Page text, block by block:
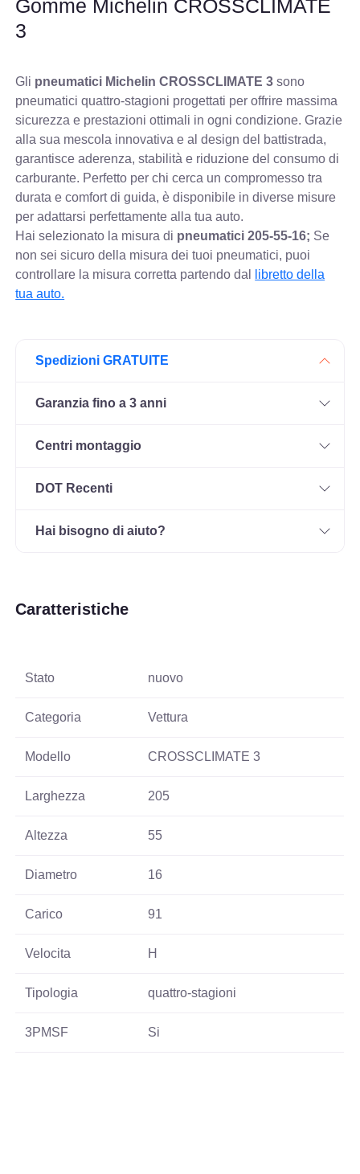
Gomme Michelin CROSSCLIMATE
3
Gli pneumatici Michelin CROSSCLIMATE 3 sono
pneumatici quattro-stagioni progettati per offrire massima
sicurezza e prestazioni ottimali in ogni condizione. Grazie
alla sua mescola innovativa e al design del battistrada,
garantisce aderenza, stabilità e riduzione del consumo di
carburante. Perfetto per chi cerca un compromesso tra
durata e comfort di guida, è disponibile in diverse misure
per adattarsi perfettamente alla tua auto.
Hai selezionato la misura di pneumatici205-55-16; Se
non sei sicuro della misura dei tuoi pneumatici, puoi
controllare la misura corretta partendo dal
libretto della
tua auto.
Spedizioni GRATUITE
Garanzia fino a 3 anni
Centri montaggio
DOT Recenti
Hai bisogno di aiuto?
Caratteristiche
Stato nuovo
Categoria Vettura
Modello CROSSCLIMATE 3
Larghezza 205
Altezza 55
Diametro 16
Carico 91
Velocita H
Tipologia quattro-stagioni
3PMSF Si